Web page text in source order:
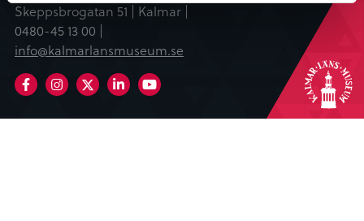
Skeppsbrogatan 51 | Kalmar |
0480-45 13 00 |
info@kalmarlansmuseum.se
FacebookInstagram LinkedIn